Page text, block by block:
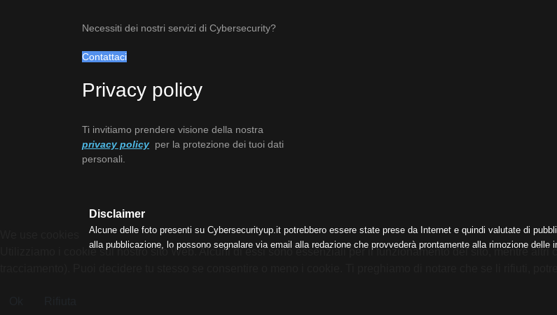
Necessiti dei nostri servizi di Cybersecurity?
Contattaci
Privacy policy
Ti invitiamo prendere visione della nostra
privacy policy per la protezione dei tuoi dati
personali.
Disclaimer
Alcune delle foto presenti su Cybersecurityup.it potrebbero essere state prese da Internet e quindi valutate di
alla pubblicazione, lo possono segnalare via email alla redazione che provvederà prontamente alla rimozione delle
Utilizziamo i cookie sul nostro sito Web. Alcuni di essi sono essenziali per il funzionamento del sito, mentre